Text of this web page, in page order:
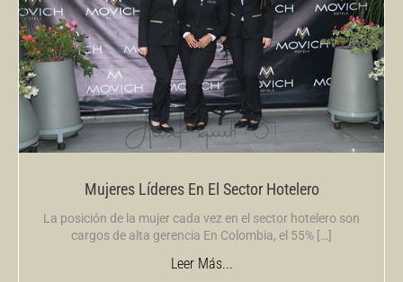
Mujeres Líderes En El Sector Hotelero
La posición de la mujer cada vez en el sector hotelero son
cargos de alta gerencia En Colombia, el 55% […]
Leer Más...